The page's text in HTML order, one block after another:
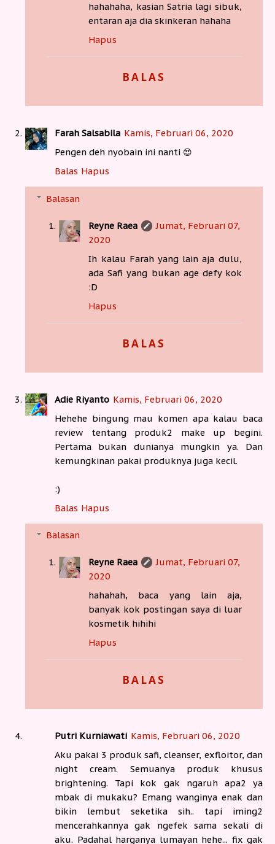
hahahaha, kasian Satria lagi sibuk,
entaran aja dia skinkeran hahaha
Hapus
BALAS
Farah Salsabila Kamis, Februari 06, 2020
Pengen deh nyobain ini nanti 😍
Balas Hapus
Balasan
Reyne Raea
Jumat, Februari 07,
2020
Ih kalau Farah yang lain aja dulu,
ada Safi yang bukan age defy kok
:D
Hapus
BALAS
Adie Riyanto Kamis, Februari 06, 2020
Hehehe bingung mau komen apa kalau baca
review tentang produk2 make up begini.
Pertama bukan dunianya mungkin ya. Dan
kemungkinan pakai produknya juga kecil.
:)
Balas Hapus
Balasan
Reyne Raea
Jumat, Februari 07,
2020
hahahah, baca yang lain aja,
banyak kok postingan saya di luar
kosmetik hihihi
Hapus
BALAS
Putri Kurniawati Kamis, Februari 06, 2020
Aku pakai 3 produk safi, cleanser, exfloitor, dan
night cream. Semuanya produk khusus
brightening. Tapi kok gak ngaruh apa2 ya
mbak di mukaku? Emang wanginya enak dan
bikin lembut seketika sih.. tapi iming2
mencerahkannya gak ngefek sama sekali di
aku. Padahal harganya lumayan hehe... fix gak